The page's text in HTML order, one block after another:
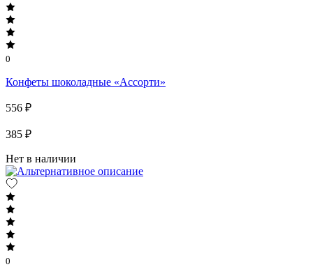
0
Конфеты шоколадные «Ассорти»
556 ₽
385 ₽
Нет в наличии
0